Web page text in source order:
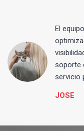
El
soporte
servicio
JOSE